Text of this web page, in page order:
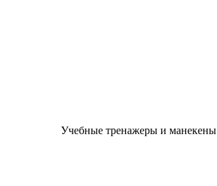
Учебные тренажеры и манекены